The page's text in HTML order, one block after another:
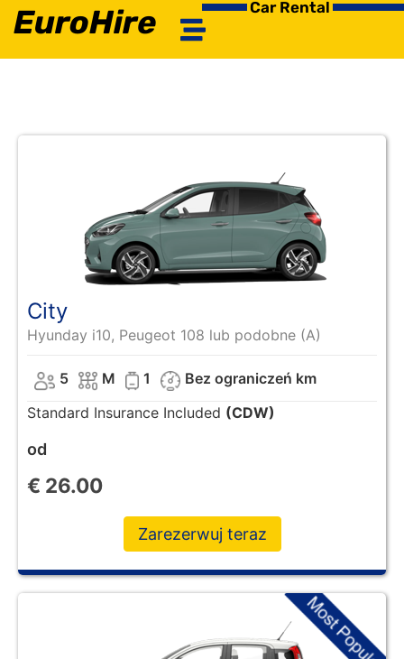
EuroHire Car Rental
City
Hyunday i10, Peugeot 108 lub podobne (A)
5 M 1
Bez ograniczeń km
Standard Insurance Included (CDW)
od
€ 26.00
Zarezerwuj teraz